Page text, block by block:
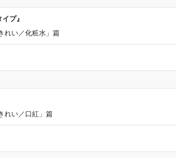
プ』
れい／化粧水」篇
れい／口紅」篇